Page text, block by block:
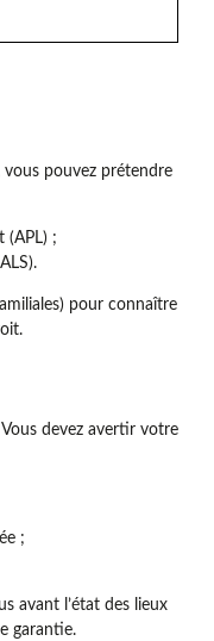
pouvez prétendre
(APL) ;
pour connaître
devez avertir votre
;
avant l’état des lieux
garantie.